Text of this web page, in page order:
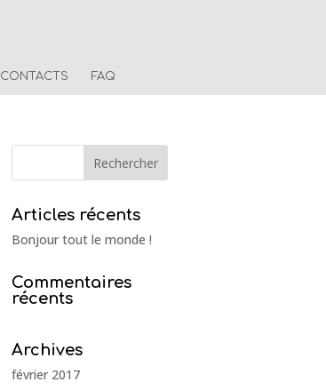
CONTACTS FAQ
Articles récents
Bonjour tout le monde !
Commentaires
récents
Archives
février 2017